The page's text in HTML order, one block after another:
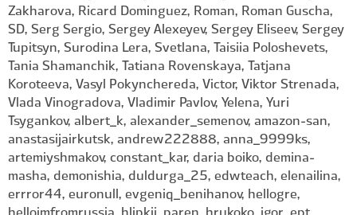
Zakharova, Ricard Dominguez, Roman, Roman Guscha,
SD, Serg Sergio, Sergey Alexeyev, Sergey Eliseev, Sergey
Tupitsyn, Surodina Lera, Svetlana, Taisiia Poloshevets,
Tania Shamanchik, Tatiana Rovenskaya, Tatjana
Koroteeva, Vasyl Pokynchereda, Victor, Viktor Strenada,
Vlada Vinogradova, Vladimir Pavlov, Yelena, Yuri
Tsygankov, albert_k, alexander_semenov, amazon-san,
anastasijairkutsk, andrew222888, anna_9999ks,
artemiyshmakov, constant_kar, daria boiko, demina-
masha, demonishia, duldurga_25, edwteach, elenailina,
errror44, euronull, evgeniq_benihanov, hellogre,